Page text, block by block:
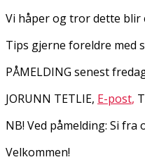
Vi håper og tror dette blir
Tips gjerne foreldre med
PÅMELDING senest
JORUNN TETLIE, E-post,
NB! Ved påmelding: Si
Velkommen!